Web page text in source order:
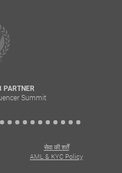
PARTNER
Summit
सेवा की शर्तें
AML & KYC Policy